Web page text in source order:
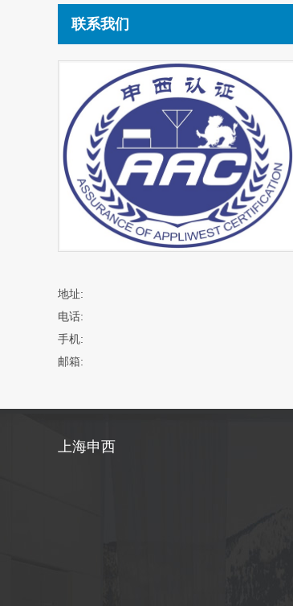
联系我们
地址:
电话:
手机:
邮箱:
上海申西